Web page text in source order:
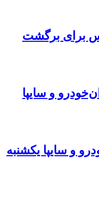
برای برگشت
و سایپا
و سایپا یکشنبه